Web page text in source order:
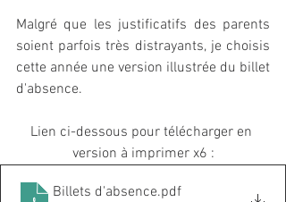
Malgré que les justificatifs des parents
soient parfois très distrayants, je choisis
cette année une version illustrée du billet
d'absence.
Lien ci-dessous pour télécharger en
version à imprimer x6 :
Billets d'absence.pdf